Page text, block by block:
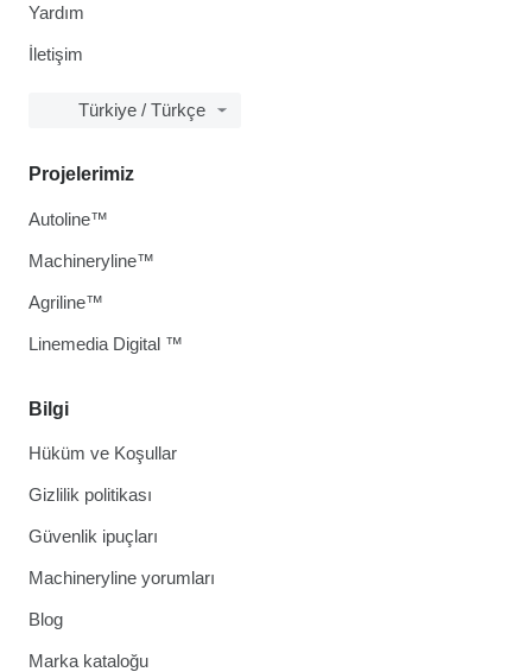
Yardım
İletişim
Türkiye / Türkçe
Bilgi
Hüküm ve Koşullar
Gizlilik politikası
Güvenlik ipuçları
Machineryline yorumları
Blog
Marka kataloğu
Projelerimiz
Autoline™
Machineryline™
Agriline™
Linemedia Digital ™